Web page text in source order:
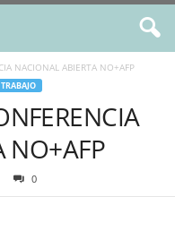
NACIONAL ABIERTA NO+AFP
NO+AFP
0